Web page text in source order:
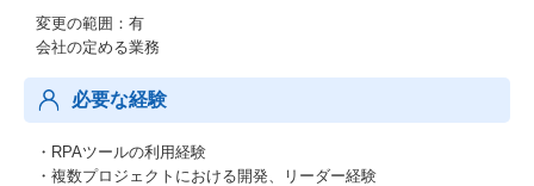
変更の範囲：有
会社の定める業務
必要な経験
・RPAツールの利用経験
・複数プロジェクトにおける開発、リーダー経験